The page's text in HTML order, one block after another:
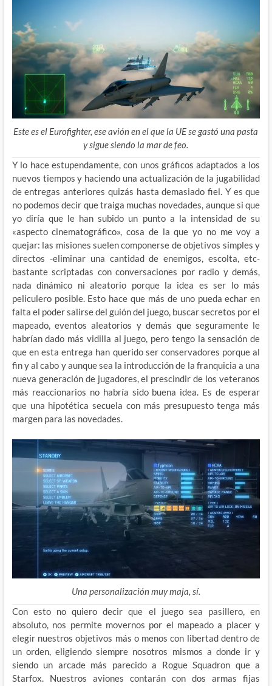
Este es el Eurofighter, ese avión en el que la UE se gastó una pasta
y sigue siendo la mar de feo.
Y lo hace estupendamente, con unos gráficos adaptados a los
nuevos tiempos y haciendo una actualización de la jugabilidad
de entregas anteriores quizás hasta demasiado fiel. Y es que
no podemos decir que traiga muchas novedades, aunque si que
yo diría que le han subido un punto a la intensidad de su
«aspecto cinematográfico», cosa de la que yo no me voy a
quejar: las misiones suelen componerse de objetivos simples y
directos -eliminar una cantidad de enemigos, escolta, etc-
bastante scriptadas con conversaciones por radio y demás,
nada dinámico ni aleatorio porque la idea es ser lo más
peliculero posible. Esto hace que más de uno pueda echar en
falta el poder salirse del guión del juego, buscar secretos por el
mapeado, eventos aleatorios y demás que seguramente le
habrían dado más vidilla al juego, pero tengo la sensación de
que en esta entrega han querido ser conservadores porque al
fin y al cabo y aunque sea la introducción de la franquicia a una
nueva generación de jugadores, el prescindir de los veteranos
más reaccionarios no habría sido buena idea. Es de esperar
que una hipotética secuela con más presupuesto tenga más
margen para las novedades.
Una personalización muy maja, sí.
Con esto no quiero decir que el juego sea pasillero, en
absoluto, nos permite movernos por el mapeado a placer y
elegir nuestros objetivos más o menos con libertad dentro de
un orden, eligiendo siempre nosotros mismos a donde ir y
siendo un arcade más parecido a Rogue Squadron que a
Starfox. Nuestros aviones contarán con dos armas fijas